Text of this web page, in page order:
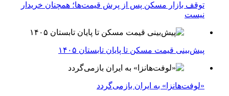
توقف بازار مسکن پس از پرش قیمت‌ها؛ همچنان خریدار
نیست
پیش‌بینی قیمت مسکن تا پایان تابستان ۱۴۰۵
«لوفت‌هانزا» به ایران بازمی‌گردد